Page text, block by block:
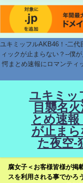
ユキミッフルAKB46！-二
ィックが止まらない？--僕
愕まとめ速報にロマンティ
ユキミッ
目襲名
とめ速
が止ま
た夜空-
腐女子＜お客様皆様が掲
スを利用される事でかろ